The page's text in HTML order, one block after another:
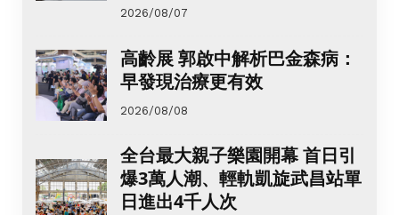
2026/08/07
高齡展 郭啟中解析巴金森病：
早發現治療更有效
2026/08/08
全台最大親子樂園開幕 首日引
爆3萬人潮、輕軌凱旋武昌站單
日進出4千人次